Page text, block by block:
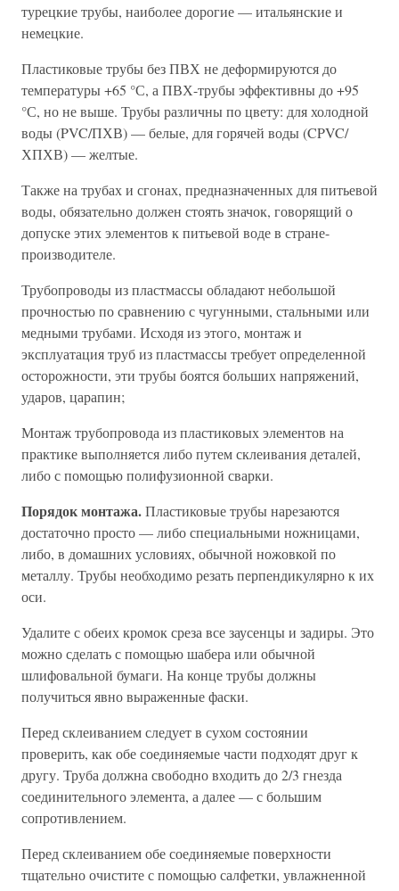
турецкие трубы, наиболее дорогие — итальянские и
немецкие.
Пластиковые трубы без ПВХ не деформируются до
температуры +65 °С, а ПВХ-трубы эффективны до +95
°С, но не выше. Трубы различны по цвету: для холодной
воды (PVC/ПХВ) — белые, для горячей воды (CPVC/
ХПХВ) — желтые.
Также на трубах и сгонах, предназначенных для питьевой
воды, обязательно должен стоять значок, говорящий о
допуске этих элементов к питьевой воде в стране-
производителе.
Трубопроводы из пластмассы обладают небольшой
прочностью по сравнению с чугунными, стальными или
медными трубами. Исходя из этого, монтаж и
эксплуатация труб из пластмассы требует определенной
осторожности, эти трубы боятся больших напряжений,
ударов, царапин;
Монтаж трубопровода из пластиковых элементов на
практике выполняется либо путем склеивания деталей,
либо с помощью полифузионной сварки.
Порядок монтажа.Пластиковые трубы нарезаются
достаточно просто — либо специальными ножницами,
либо, в домашних условиях, обычной ножовкой по
металлу. Трубы необходимо резать перпендикулярно к их
оси.
Удалите с обеих кромок среза все заусенцы и задиры. Это
можно сделать с помощью шабера или обычной
шлифовальной бумаги. На конце трубы должны
получиться явно выраженные фаски.
Перед склеиванием следует в сухом состоянии
проверить, как обе соединяемые части подходят друг к
другу. Труба должна свободно входить до 2/3 гнезда
соединительного элемента, а далее — с большим
сопротивлением.
Перед склеиванием обе соединяемые поверхности
тщательно очистите с помощью салфетки, увлажненной